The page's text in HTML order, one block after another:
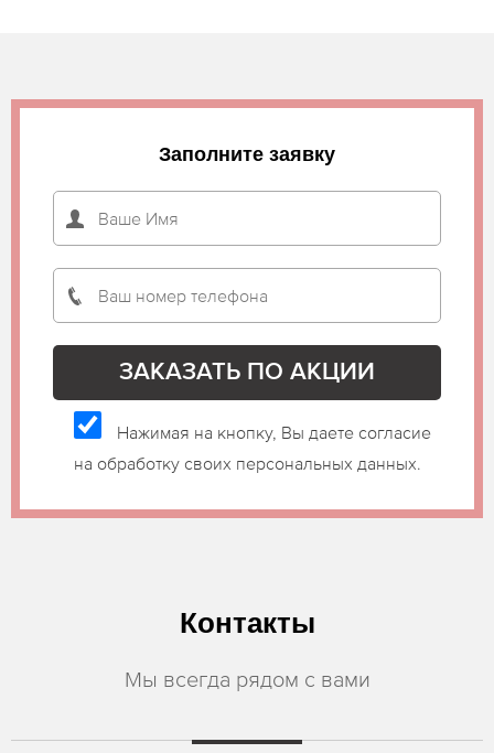
Заполните заявку
Нажимая на кнопку, Вы даете согласие
на обработку своих персональных данных.
Контакты
Мы всегда рядом с вами